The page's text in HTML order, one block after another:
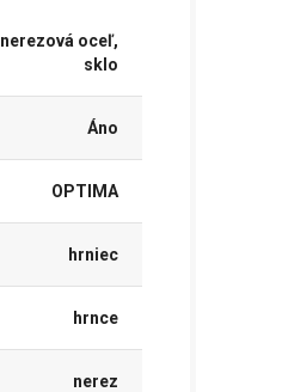
nerezová oceľ,
sklo
Áno
OPTIMA
hrniec
hrnce
nerez